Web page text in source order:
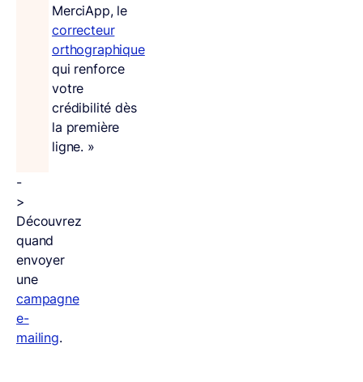
MerciApp, le
correcteur
orthographique
qui renforce
votre
crédibilité dès
la première
ligne. »
-
>
Découvrez
quand
envoyer
une
campagne
e-
mailing.